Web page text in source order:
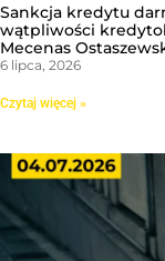
Sankcja kredytu
wątpliwości
Mecenas
6 lipca, 2026
Czytaj więcej »